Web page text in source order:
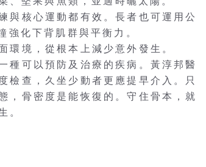
與核心運動都有效。長者也可運用公
強化下背肌群與平衡力。
環境，從根本上減少意外發生。
種可以預防及治療的疾病。黃淳邦醫
檢查，久坐少動者更應提早介入。只
，骨密度是能恢復的。守住骨本，就
。